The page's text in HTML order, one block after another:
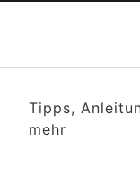
Tipps,
mehr